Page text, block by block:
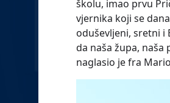
školu, imao prvu
vjernika koji se
oduševljeni, sretni i
da naša župa, naša
naglasio je fra